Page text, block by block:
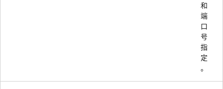
和
端
口
号
指
定
。